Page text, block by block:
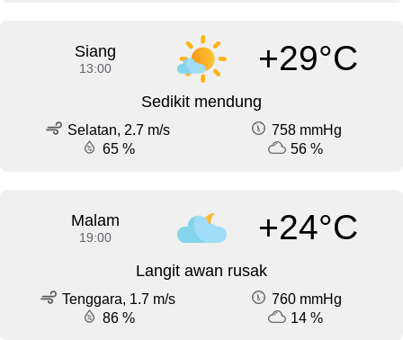
Siang
13:00 +29°C
Sedikit mendung
Selatan, 2.7 m/s
758 mmHg
65 %
56 %
Malam
19:00 +24°C
Langit awan rusak
Tenggara, 1.7 m/s
760 mmHg
86 %
14 %